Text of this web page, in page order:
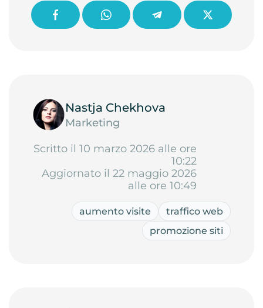
Nastja Chekhova
Marketing
Scritto il 10 marzo 2026 alle ore
10:22
Aggiornato il 22 maggio 2026
alle ore 10:49
aumento visite
traffico web
promozione siti